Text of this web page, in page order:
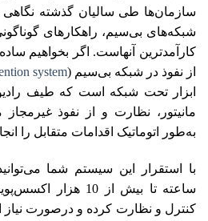
سازمان‌ها طی سالیان گذشته نگاهی
کارآمدترین آ‌نها‌ست. اگر بخواهیم
از نفوذ در شبکه بی‌سیم (system
ابزار تحت شبکه است که طیف
مانیتور، نظارت و از نفوذ
به‌طور اتوماتیک اقدامات متقابل را
ساعته تا بیش از
کنترل و نظارت کرده و در‌صورت نیاز